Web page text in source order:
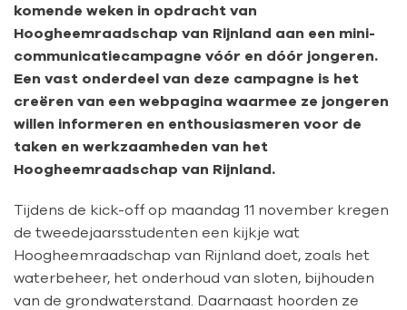
komende weken in opdracht van
Hoogheemraadschap van Rijnland aan een mini-
communicatiecampagne vóór en dóór jongeren.
Een vast onderdeel van deze campagne is het
creëren van een webpagina waarmee ze jongeren
willen informeren en enthousiasmeren voor de
taken en werkzaamheden van het
Hoogheemraadschap van Rijnland.
Tijdens de kick-off op maandag 11 november kregen
de tweedejaarsstudenten een kijkje wat
Hoogheemraadschap van Rijnland doet, zoals het
waterbeheer, het onderhoud van sloten, bijhouden
van de grondwaterstand. Daarnaast hoorden ze